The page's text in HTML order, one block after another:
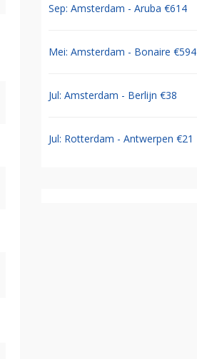
Sep: Amsterdam - Aruba €614
Mei: Amsterdam - Bonaire €594
Jul: Amsterdam - Berlijn €38
Jul: Rotterdam - Antwerpen €21